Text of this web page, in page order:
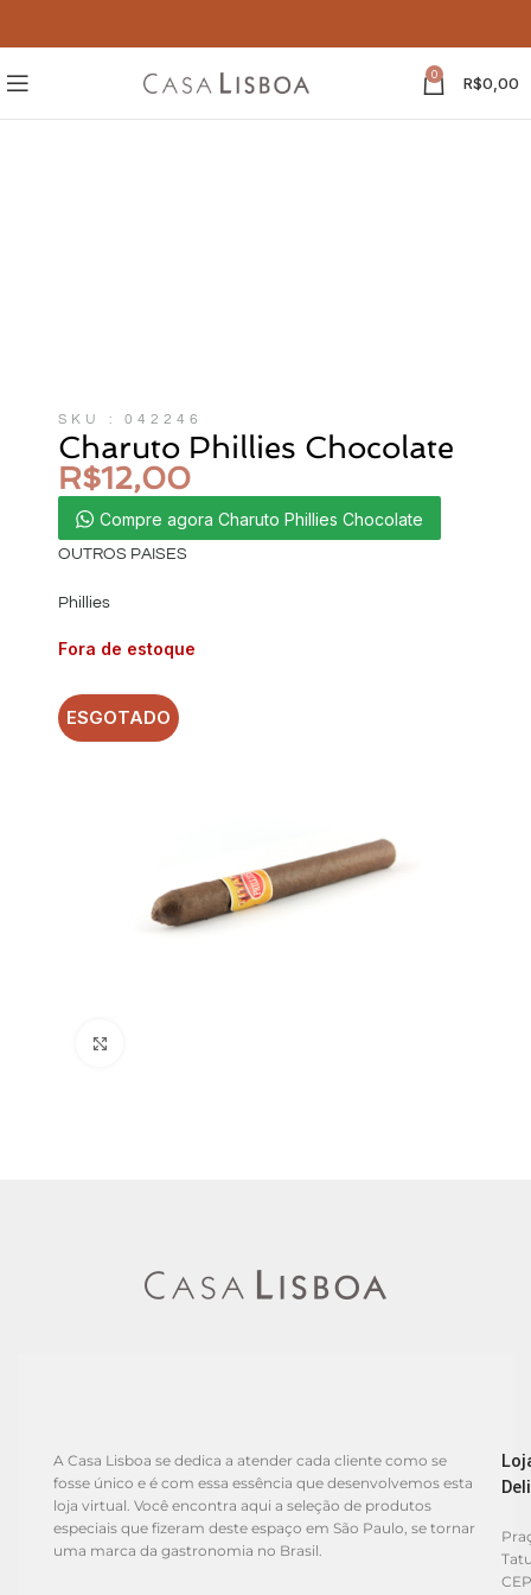
0 R$0,00
ESGOTADO
SKU : 042246
Charuto Phillies Chocolate
R$12,00
Compre agora Charuto Phillies Chocolate
OUTROS PAISES
Phillies
Fora de estoque
A Casa Lisboa se dedica a atender cada cliente como se
fosse único e é com essa essência que desenvolvemos esta
loja virtual. Você encontra aqui a seleção de produtos
especiais que fizeram deste espaço em São Paulo, se tornar
uma marca da gastronomia no Brasil.